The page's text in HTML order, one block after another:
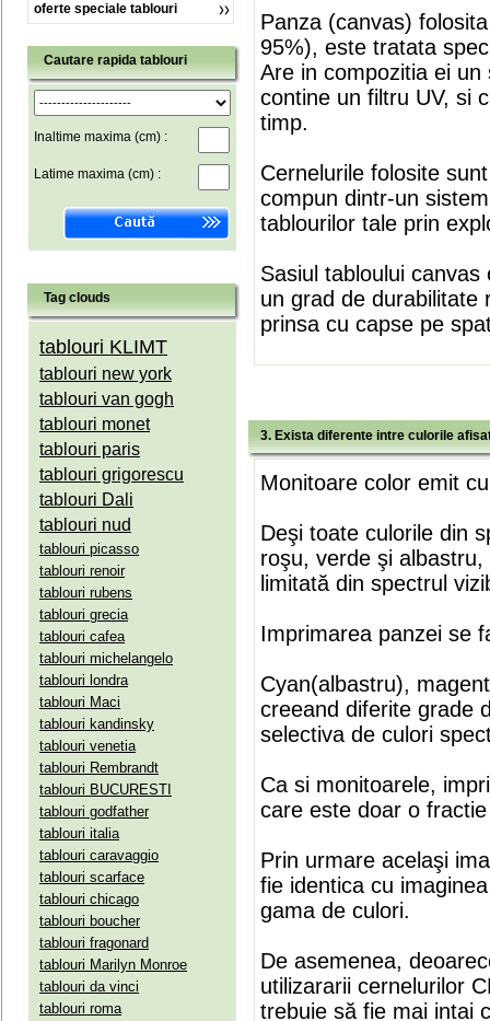
oferte speciale tablouri
Cautare rapida tablouri
Inaltime maxima (cm) :
Latime maxima (cm) :
Tag clouds
tablouri KLIMT
tablouri new york
tablouri van gogh
tablouri monet
tablouri paris
tablouri grigorescu
tablouri Dali
tablouri nud
tablouri picasso
tablouri renoir
tablouri rubens
tablouri grecia
tablouri cafea
tablouri michelangelo
tablouri londra
tablouri Maci
tablouri kandinsky
tablouri venetia
tablouri Rembrandt
tablouri BUCURESTI
tablouri godfather
tablouri italia
tablouri caravaggio
tablouri scarface
tablouri chicago
tablouri boucher
tablouri fragonard
tablouri Marilyn Monroe
tablouri da vinci
tablouri roma
Panza (canvas)
95%), este tratata
Are in compozitia ei
contine un filtru UV, si
timp.
Cernelurile folosite
compun dintr-un
tablourilor tale prin
Sasiul tabloului
un grad de durabilitate
prinsa cu capse pe
3. Exista diferente intre culorile
Monitoare color emit
Deşi toate culorile din
roşu, verde şi
limitată din spectrul
Imprimarea panzei se
Cyan(albastru),
creeand diferite grade
selectiva de culori
Ca si monitoarele,
care este doar o
Prin urmare acelaşi
fie identica cu
gama de culori.
De asemenea,
utilizararii cernelurilor
trebuie să fie mai intai